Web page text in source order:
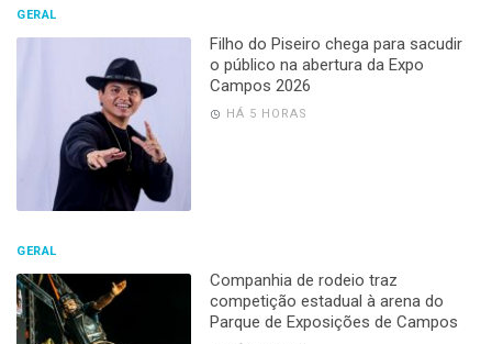
GERAL
Filho do Piseiro chega para sacudir
o público na abertura da Expo
Campos 2026
HÁ 5 HORAS
GERAL
Companhia de rodeio traz
competição estadual à arena do
Parque de Exposições de Campos